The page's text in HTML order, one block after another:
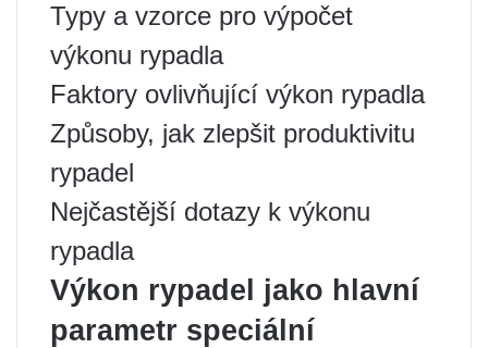
Typy a vzorce pro výpočet
výkonu rypadla
Faktory ovlivňující výkon rypadla
Způsoby, jak zlepšit produktivitu
rypadel
Nejčastější dotazy k výkonu
rypadla
Výkon rypadel jako hlavní
parametr speciální